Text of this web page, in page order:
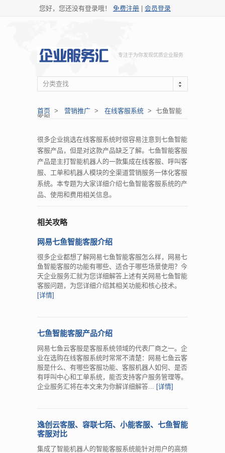
您好，您还没有登录哦！ 免费注册 会员登录
专注于为你发现优质企业服务
分类查找
首页 > 营销推广 > 在线客服系统 > 七鱼智能
客服
很多企业挑选在线客服系统时很容易注意到七鱼智能
客服产品，但是对这款产品缺乏了解。七鱼智能客服
产品是主打智能机器人的一款集成在线客服、呼叫客
服、工单和机器人模块的全渠道营销服务一体化客服
系统。本专题为大家详细介绍七鱼智能客服系统的产
品、使用和费用相关信息。
相关攻略
网易七鱼智能客服介绍
很多企业都想了解网易七鱼智能客服怎么样，网易七
鱼智能客服的功能有哪些、适合于哪些场景使用？今
天企业服务汇就为您详细解答上述有关网易七鱼智能
客服问题，为您详细介绍其相关功能和核心技术。
[详情]
七鱼智能客服产品介绍
网易七鱼云客服是客服系统领域的代表厂商之一。企
业在选购在线客服系统时常常不清楚：网易七鱼云客
服是什么、有哪些客服功能、客服机器人如何、是否
有呼叫中心和工单系统，能否支持客户服务管理等。
企业服务汇将在本文来为你解详细解答... [详情]
逸创云客服、容联七陌、小能客服、七鱼智能
客服对比
集成了智能机器人的智能客服系统能针对用户的高频